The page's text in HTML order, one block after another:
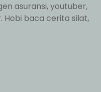
asuransi, youtuber,
Hobi baca cerita silat,